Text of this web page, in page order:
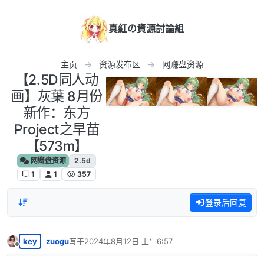
真紅の資源討論組
主页 资源发布区 网赚盘资源
【2.5D同人动
画】灰葉 8月份
新作：东方
Project之早苗
【573m】
网赚盘资源
2.5d
1
1 357
登录后回复
离线
key zuogu写于2024年8月12日 上午6:57
最后由 编辑